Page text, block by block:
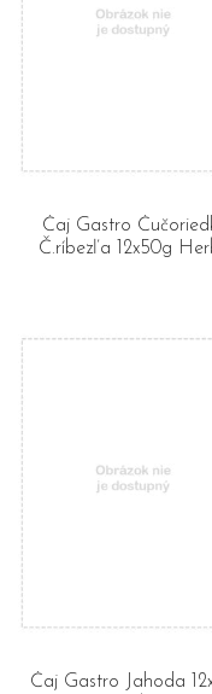
Čaj Gastro
Č.ríbezľa 12x50g
Čaj Gastro Jahoda